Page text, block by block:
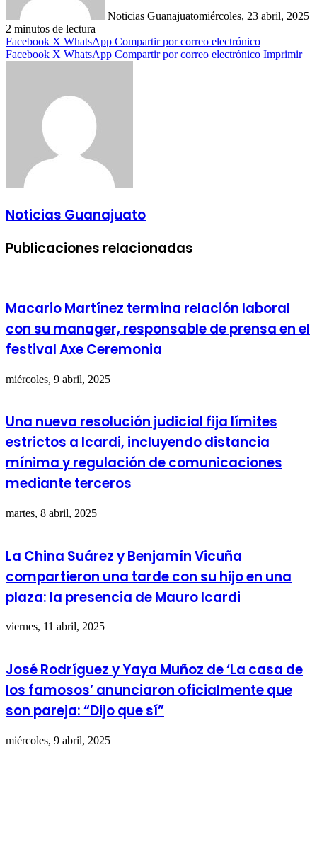
Noticias Guanajuatomiércoles, 23 abril, 2025
2 minutos de lectura
Facebook X WhatsApp Compartir por correo electrónico
Facebook X WhatsApp Compartir por correo electrónico Imprimir
Noticias Guanajuato
Publicaciones relacionadas
Macario Martínez termina relación laboral
con su manager, responsable de prensa en el
festival Axe Ceremonia
miércoles, 9 abril, 2025
Una nueva resolución judicial fija límites
estrictos a Icardi, incluyendo distancia
mínima y regulación de comunicaciones
mediante terceros
martes, 8 abril, 2025
La China Suárez y Benjamín Vicuña
compartieron una tarde con su hijo en una
plaza: la presencia de Mauro Icardi
viernes, 11 abril, 2025
José Rodríguez y Yaya Muñoz de ‘La casa de
los famosos’ anunciaron oficialmente que
son pareja: “Dijo que sí”
miércoles, 9 abril, 2025